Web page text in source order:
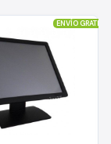
ENVÍO GRATIS